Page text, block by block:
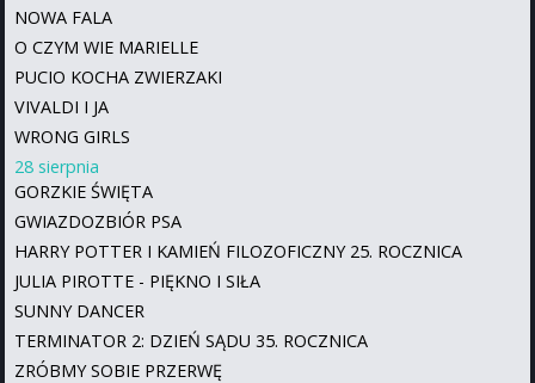
NOWA FALA
O CZYM WIE MARIELLE
PUCIO KOCHA ZWIERZAKI
VIVALDI I JA
WRONG GIRLS
28 sierpnia
GORZKIE ŚWIĘTA
GWIAZDOZBIÓR PSA
HARRY POTTER I KAMIEŃ FILOZOFICZNY 25. ROCZNICA
JULIA PIROTTE - PIĘKNO I SIŁA
SUNNY DANCER
TERMINATOR 2: DZIEŃ SĄDU 35. ROCZNICA
ZRÓBMY SOBIE PRZERWĘ